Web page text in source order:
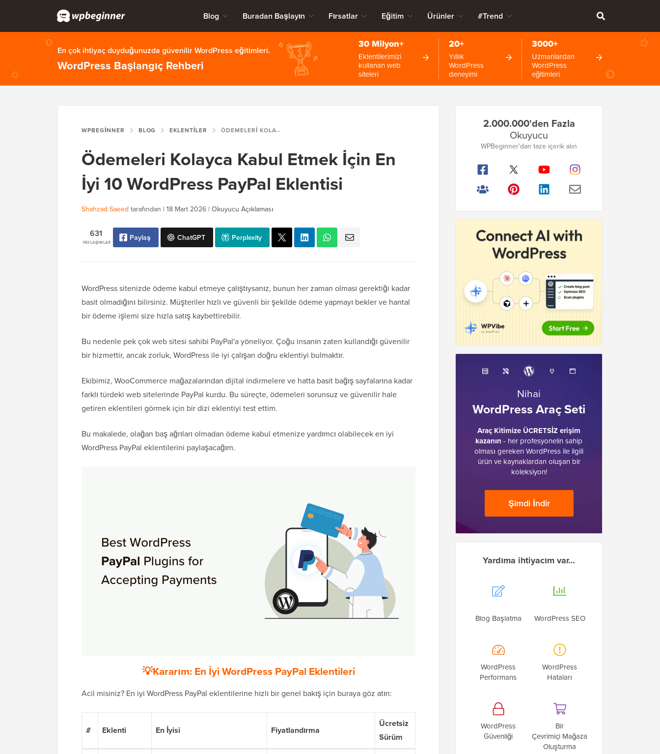
Blog Buradan Başlayın Fırsatlar Eğitim Ürünler #Trend
En çok ihtiyaç duyduğunuzda güvenilir WordPress eğitimleri.
WordPress Başlangıç Rehberi
30 Milyon+
Eklentilerimizi
kullanan web
siteleri
20+
Yıllık
WordPress
deneyimi
3000+
Uzmanlardan
WordPress
eğitimleri
WPBEGINNER BLOG EKLENTILER ÖDEMELERI KOLAYCA KABUL ETMEK İÇIN EN İYI 10 WORDPRESS PAYPAL EKLENTISI
Ödemeleri Kolayca Kabul Etmek İçin En
İyi 10 WordPress PayPal Eklentisi
Shahzad Saeed tarafından | 18 Mart 2026 | Okuyucu Açıklaması
PAYLAŞIMLAR
631 Paylaş ChatGPT Perplexity
WordPress sitenizde ödeme kabul etmeye çalıştıysanız, bunun her zaman olması gerektiği kadar
basit olmadığını bilirsiniz. Müşteriler hızlı ve güvenli bir şekilde ödeme yapmayı bekler ve hantal
bir ödeme işlemi size hızla satış kaybettirebilir.
Bu nedenle pek çok web sitesi sahibi PayPal'a yöneliyor. Çoğu insanın zaten kullandığı güvenilir
bir hizmettir, ancak zorluk, WordPress ile iyi çalışan doğru eklentiyi bulmaktır.
Ekibimiz, WooCommerce mağazalarından dijital indirmelere ve hatta basit bağış sayfalarına kadar
farklı türdeki web sitelerinde PayPal kurdu. Bu süreçte, ödemeleri sorunsuz ve güvenilir hale
getiren eklentileri görmek için bir dizi eklentiyi test ettim.
Bu makalede, olağan baş ağrıları olmadan ödeme kabul etmenize yardımcı olabilecek en iyi
WordPress PayPal eklentilerini paylaşacağım.
💡Kararım: En İyi WordPress PayPal Eklentileri
Acil misiniz? En iyi WordPress PayPal eklentilerine hızlı bir genel bakış için buraya göz atın:
# Eklenti En İyisi Fiyatlandırma
Ücretsiz
Sürüm
Kenar
Çubuğu
2.000.000'den Fazla
Okuyucu
WPBeginner'dan taze içerik alın
Nihai
WordPress Araç Seti
Araç Kitimize ÜCRETSİZ erişim
kazanın - her profesyonelin sahip
olması gereken WordPress ile ilgili
ürün ve kaynaklardan oluşan bir
koleksiyon!
Şimdi İndir
Yardıma ihtiyacım var…
Blog Başlatma WordPress SEO
WordPress
Performans
WordPress
Hataları
WordPress
Güvenliği
Bir
Çevrimiçi Mağaza
Oluşturma